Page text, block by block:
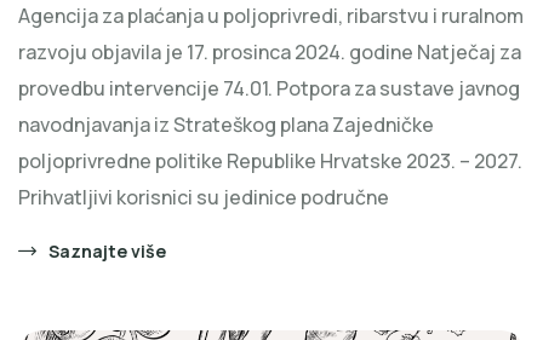
Agencija za plaćanja u poljoprivredi, ribarstvu i ruralnom
razvoju objavila je 17. prosinca 2024. godine Natječaj za
provedbu intervencije 74.01. Potpora za sustave javnog
navodnjavanja iz Strateškog plana Zajedničke
poljoprivredne politike Republike Hrvatske 2023. – 2027.
Prihvatljivi korisnici su jedinice područne
Saznajte više